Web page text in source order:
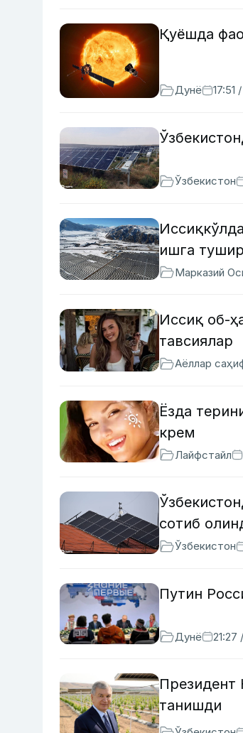
Қуёшда
Дунё 17:51
Ўзбекистон
ишга
Марказий
Иссиқ об-
тавсиялар
Аёллар
Ёзда
крем
Лайфстайл
сотиб
Ўзбекистон
Путин
Дунё 21:27
Президент
танишди